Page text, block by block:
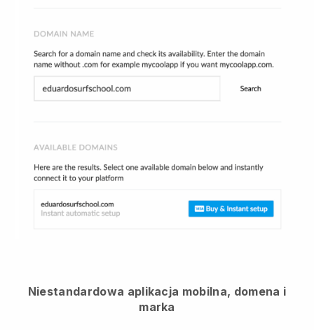
Niestandardowa aplikacja mobilna, domena i
marka